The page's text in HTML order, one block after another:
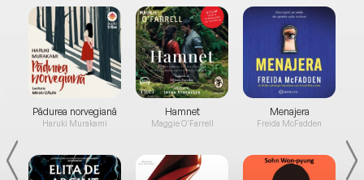
Pădurea norvegiană
Haruki Murakami
Hamnet
Maggie O'Farrell
Menajera
Freida McFadden